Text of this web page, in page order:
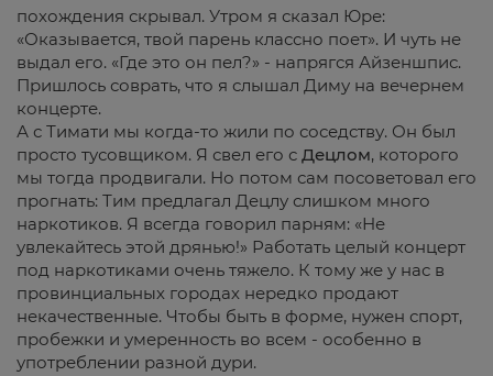
похождения скрывал. Утром я сказал Юре:
«Оказывается, твой парень классно поет». И чуть не
выдал его. «Где это он пел?» - напрягся Айзеншпис.
Пришлось соврать, что я слышал Диму на вечернем
концерте.
А с Тимати мы когда-то жили по соседству. Он был
просто тусовщиком. Я свел его с Децлом, которого
мы тогда продвигали. Но потом сам посоветовал его
прогнать: Тим предлагал Децлу слишком много
наркотиков. Я всегда говорил парням: «Не
увлекайтесь этой дрянью!» Работать целый концерт
под наркотиками очень тяжело. К тому же у нас в
провинциальных городах нередко продают
некачественные. Чтобы быть в форме, нужен спорт,
пробежки и умеренность во всем - особенно в
употреблении разной дури.